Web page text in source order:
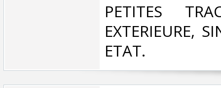
‎PETITES
EXTERIEURE,
ETAT. ‎